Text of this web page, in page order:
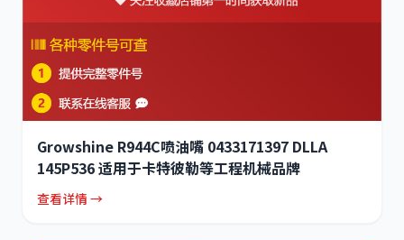
Growshine R944C喷油嘴 0433171397 DLLA
145P536 适用于卡特彼勒等工程机械品牌
查看详情 →